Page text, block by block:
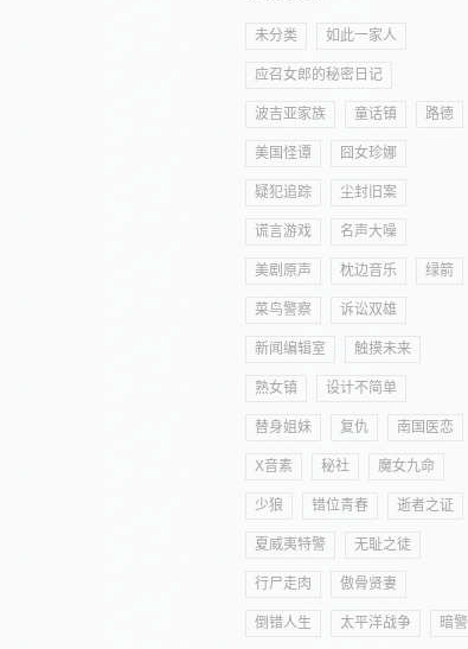
未分类 如此一家人
应召女郎的秘密日记
波吉亚家族 童话镇 路德
美国怪谭 囧女珍娜
疑犯追踪 尘封旧案
谎言游戏 名声大噪
美剧原声 枕边音乐 绿箭
菜鸟警察 诉讼双雄
新闻编辑室 触摸未来
熟女镇 设计不简单
替身姐妹 复仇 南国医恋
X音素 秘社 魔女九命
少狼 错位青春 逝者之证
夏威夷特警 无耻之徒
行尸走肉 傲骨贤妻
倒错人生 太平洋战争 暗警